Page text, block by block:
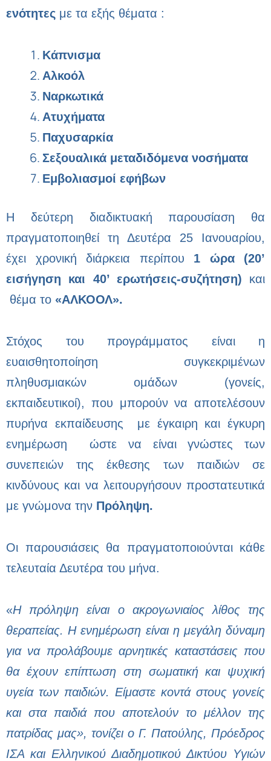
ενότητες με τα εξής θέματα :
Κάπνισμα
Αλκοόλ
Ναρκωτικά
Ατυχήματα
Παχυσαρκία
Σεξουαλικά μεταδιδόμενα νοσήματα
Εμβολιασμοί εφήβων
Η δεύτερη διαδικτυακή παρουσίαση θα
πραγματοποιηθεί τη Δευτέρα 25 Ιανουαρίου,
έχει χρονική διάρκεια περίπου 1 ώρα (20’
εισήγηση και 40’ ερωτήσεις-συζήτηση) και
θέμα το «ΑΛΚΟΟΛ».
Στόχος του προγράμματος είναι η
ευαισθητοποίηση συγκεκριμένων
πληθυσμιακών ομάδων (γονείς,
εκπαιδευτικοί), που μπορούν να αποτελέσουν
πυρήνα εκπαίδευσης με έγκαιρη και έγκυρη
ενημέρωση ώστε να είναι γνώστες των
συνεπειών της έκθεσης των παιδιών σε
κινδύνους και να λειτουργήσουν προστατευτικά
με γνώμονα την Πρόληψη.
Οι παρουσιάσεις θα πραγματοποιούνται κάθε
τελευταία Δευτέρα του μήνα.
«Η πρόληψη είναι ο ακρογωνιαίος λίθος της
θεραπείας. Η ενημέρωση είναι η μεγάλη δύναμη
για να προλάβουμε αρνητικές καταστάσεις που
θα έχουν επίπτωση στη σωματική και ψυχική
υγεία των παιδιών. Είμαστε κοντά στους γονείς
και στα παιδιά που αποτελούν το μέλλον της
πατρίδας μας», τονίζει ο Γ. Πατούλης, Πρόεδρος
ΙΣΑ και Ελληνικού Διαδημοτικού Δικτύου Υγιών